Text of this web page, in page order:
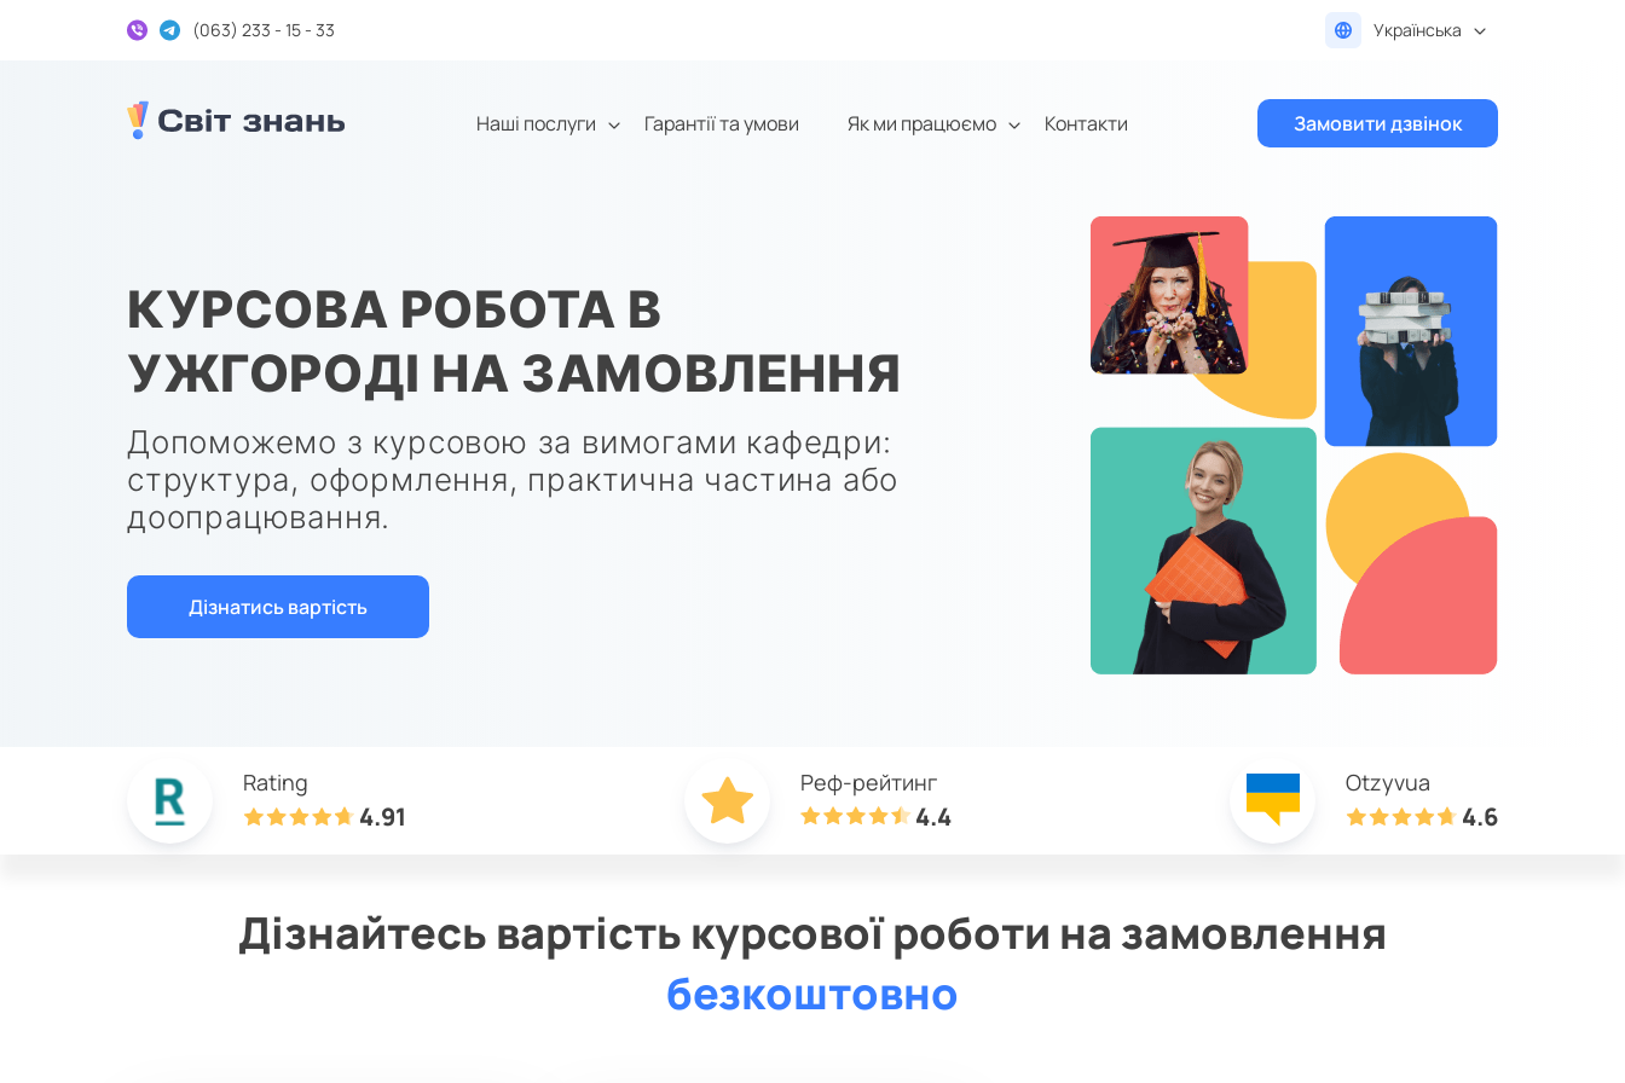
(063) 233 - 15 - 33 Українська
Наші послуги Гарантії та умови Як ми працюємо Контакти Замовити дзвінок
КУРСОВА РОБОТА В
УЖГОРОДІ НА ЗАМОВЛЕННЯ
Допоможемо з курсовою за вимогами кафедри:
структура, оформлення, практична частина або
доопрацювання.
Дізнатись вартість
Rating
4.91
Реф-рейтинг
4.4
Otzyvua
4.6
Дізнайтесь вартість курсової роботи на замовлення
безкоштовно